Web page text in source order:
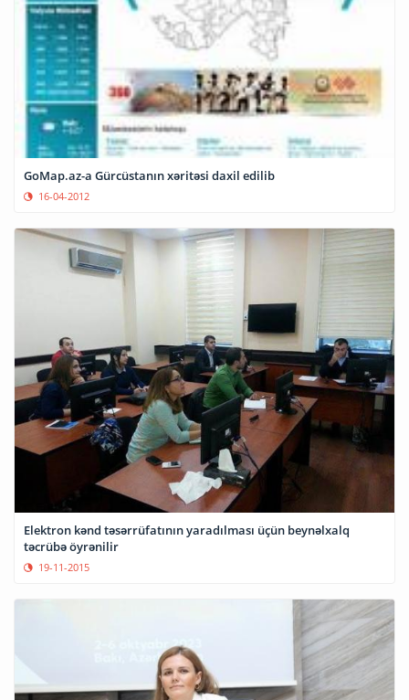
GoMap.az-a Gürcüstanın xəritəsi daxil edilib
16-04-2012
Elektron kənd təsərrüfatının yaradılması üçün beynəlxalq
təcrübə öyrənilir
19-11-2015